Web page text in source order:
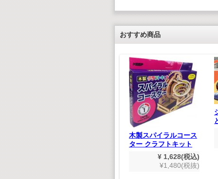
おすすめ商品
クラ
枚
税込)
税抜)
懐かしいどうよう(デ
ジタルリマスター版）
¥ 1,980(税込)
木製スパイラルコース
ター クラフトキット
¥ 1,628(税込)
¥1,480(税抜)